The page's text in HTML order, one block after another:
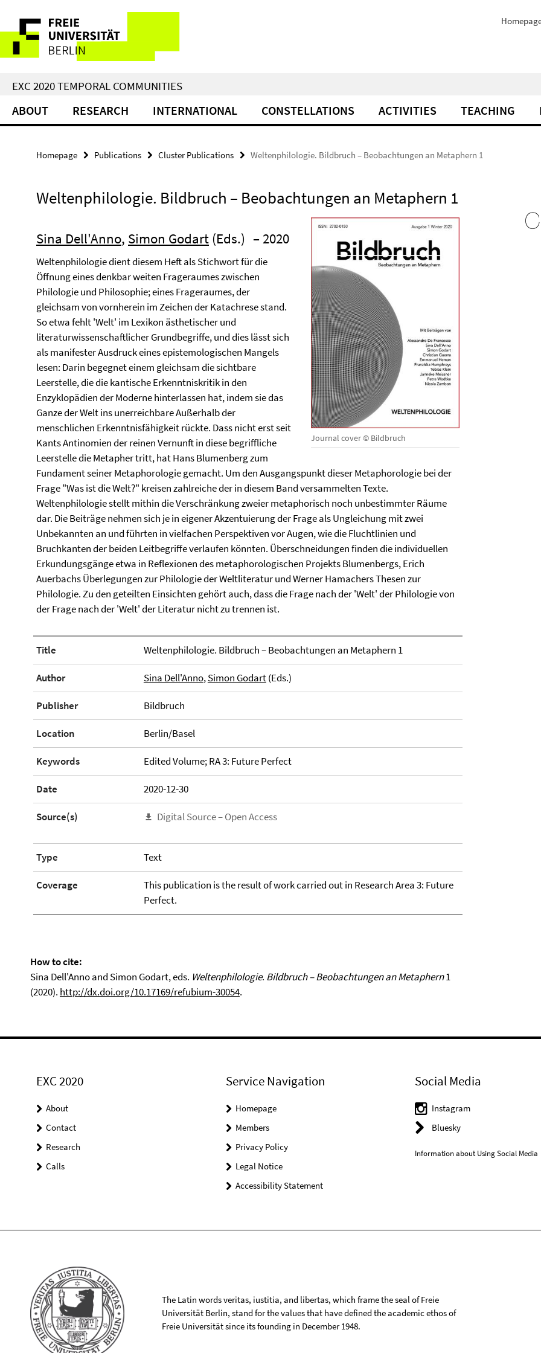
direkt
Inhalt
Service
Navigation
EXC 2020 TEMPORAL COMMUNITIES
ABOUT RESEARCH INTERNATIONAL CONSTELLATIONS ACTIVITIES TEACHING
Homepage Publications Cluster Publications Weltenphilologie. Bildbruch – Beobachtungen an Metaphern 1
Weltenphilologie. Bildbruch – Beobachtungen an Metaphern 1
Journal cover © Bildbruch
Sina Dell'Anno, Simon Godart (Eds.) – 2020
Weltenphilologie dient diesem Heft als Stichwort für die
Öffnung eines denkbar weiten Frageraumes zwischen
Philologie und Philosophie; eines Frageraumes, der
gleichsam von vornherein im Zeichen der Katachrese stand.
So etwa fehlt 'Welt' im Lexikon ästhetischer und
literaturwissenschaftlicher Grundbegriffe, und dies lässt sich
als manifester Ausdruck eines epistemologischen Mangels
lesen: Darin begegnet einem gleichsam die sichtbare
Leerstelle, die die kantische Erkenntniskritik in den
Enzyklopädien der Moderne hinterlassen hat, indem sie das
Ganze der Welt ins unerreichbare Außerhalb der
menschlichen Erkenntnisfähigkeit rückte. Dass nicht erst seit
Kants Antinomien der reinen Vernunft in diese begriffliche
Leerstelle die Metapher tritt, hat Hans Blumenberg zum
Fundament seiner Metaphorologie gemacht. Um den Ausgangspunkt dieser Metaphorologie bei der
Frage "Was ist die Welt?" kreisen zahlreiche der in diesem Band versammelten Texte.
Weltenphilologie stellt mithin die Verschränkung zweier metaphorisch noch unbestimmter Räume
dar. Die Beiträge nehmen sich je in eigener Akzentuierung der Frage als Ungleichung mit zwei
Unbekannten an und führten in vielfachen Perspektiven vor Augen, wie die Fluchtlinien und
Bruchkanten der beiden Leitbegriffe verlaufen könnten. Überschneidungen finden die individuellen
Erkundungsgänge etwa in Reflexionen des metaphorologischen Projekts Blumenbergs, Erich
Auerbachs Überlegungen zur Philologie der Weltliteratur und Werner Hamachers Thesen zur
Philologie. Zu den geteilten Einsichten gehört auch, dass die Frage nach der 'Welt' der Philologie von
der Frage nach der 'Welt' der Literatur nicht zu trennen ist.
Title Weltenphilologie. Bildbruch – Beobachtungen an Metaphern 1
Author Sina Dell'Anno,Simon Godart(Eds.)
Publisher Bildbruch
Location Berlin/Basel
Keywords Edited Volume; RA 3: Future Perfect
Date 2020-12-30
Source(s) Digital Source – Open Access
Type Text
Coverage
This publication is the result of work carried out in Research Area 3: Future
Perfect.
How to cite:
Sina Dell'Anno and Simon Godart, eds. Weltenphilologie. Bildbruch – Beobachtungen an Metaphern1
(2020). http://dx.doi.org/10.17169/refubium-30054.
EXC 2020
About
Contact
Research
Calls
Service Navigation
Homepage
Members
Privacy Policy
Legal Notice
Accessibility Statement
Social Media
Instagram
Bluesky
Information about Using Social Media
The Latin words veritas, iustitia, and libertas, which frame the seal of Freie
Universität Berlin, stand for the values that have defined the academic ethos of
Freie Universität since its founding in December 1948.